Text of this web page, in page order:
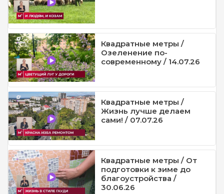
Квадратные метры /
Озеленение по-
современному / 14.07.26
Квадратные метры /
Жизнь лучше делаем
сами! / 07.07.26
Квадратные метры / От
подготовки к зиме до
благоустройства /
30.06.26